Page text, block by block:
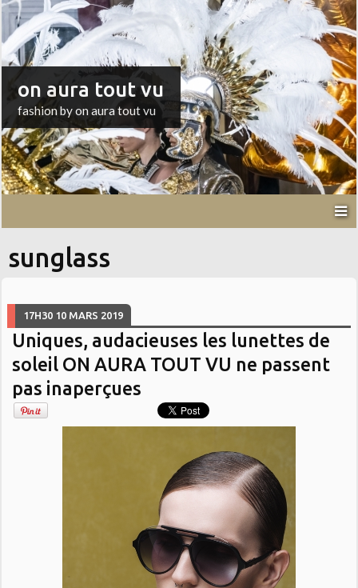
on aura tout vu
fashion by on aura tout vu
sunglass
17H30 10 MARS 2019
Uniques, audacieuses les lunettes de
soleil ON AURA TOUT VU ne passent
pas inaperçues